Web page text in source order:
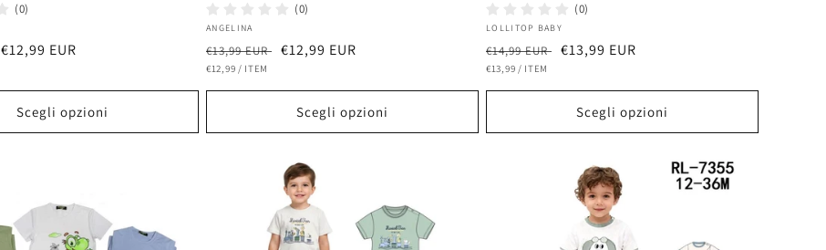
(0)
Prezzo
€12,99 EUR
Scegli opzioni
(0)
Fornitore:
ANGELINA
Prezzo
di
listino
€13,99 EUR Prezzo
€12,99 EUR
PREZZO
€12,99 / PER
ITEM
Scegli opzioni
(0)
Fornitore:
LOLLITOP BABY
Prezzo
di
listino
€14,99 EUR Prezzo
€13,99 EUR
PREZZO
€13,99 / PER
ITEM
Scegli opzioni